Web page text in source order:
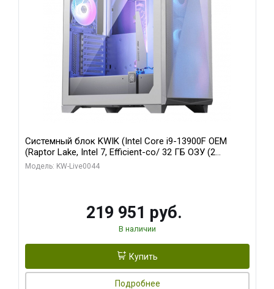
Системный блок KWIK (Intel Core i9-13900F OEM
(Raptor Lake, Intel 7, Efficient-co/ 32 ГБ ОЗУ (2
модуля)/ Gigabyte RTX5070Ti AERO OC 16GB GDDR7
Модель: KW-Live0044
219 951 руб.
В наличии
Купить
Подробнее